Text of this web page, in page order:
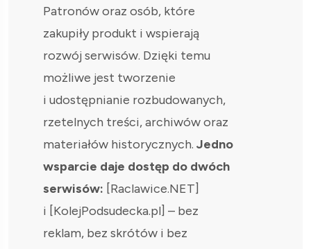
Patronów oraz osób, które
zakupiły produkt i wspierają
rozwój serwisów. Dzięki temu
możliwe jest tworzenie
i udostępnianie rozbudowanych,
rzetelnych treści, archiwów oraz
materiałów historycznych. Jedno
wsparcie daje dostęp do dwóch
serwisów: [Raclawice.NET]
i [KolejPodsudecka.pl] – bez
reklam, bez skrótów i bez